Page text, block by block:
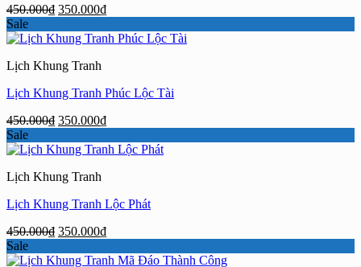
450.000₫ Giá
là:
350.000₫Giá
tại
Sale
Lịch Khung Tranh
Lịch Khung Tranh Phúc Lộc Tài
450.000₫ Giá
là:
350.000₫Giá
tại
Sale
Lịch Khung Tranh
Lịch Khung Tranh Lộc Phát
450.000₫ Giá
là:
350.000₫Giá
tại
Sale